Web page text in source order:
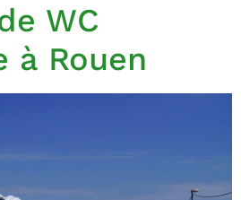
WC
à Rouen